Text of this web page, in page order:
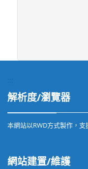
解析度/瀏覽器
本網站以RWD方式製作，
網站建置/維護